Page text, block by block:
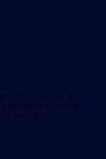
nhiều đối tác uy tín và
toàn quốc, mang
bền vững.